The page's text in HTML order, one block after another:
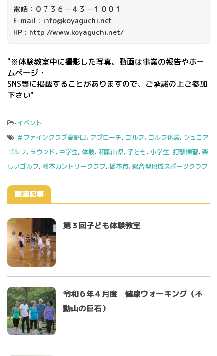
電話：０７３６－４３－１００１
E-mail : info@koyaguchi.net
HP : http://www.koyaguchi.net/
"※体験教室中に撮影した写真、動画は事業の報告やホー
ムページ・
SNS等に掲載することがありますので、ご承諾の上ご参加
下さい"
-イベント
-＃ファインクラブ高野口, アプローチ, ゴルフ, ゴルフ体験, ジュニア
ゴルフ, ラウンド, 中学生, 体験, 和歌山県, 子ども, 小学生, 打撃練習, 楽
しいゴルフ, 橋本カントリークラブ, 橋本市, 総合型地域スポーツクラブ
関連記事
第３回子ども体験教室
令和６年４月度 健康ウォーキング（不
動山の巨石）